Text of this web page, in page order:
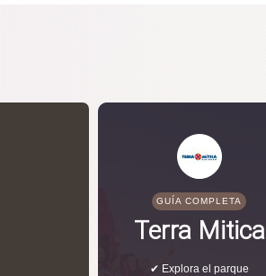
GUÍA COMPLETA
Terra Mitica
✔ Explora el parque